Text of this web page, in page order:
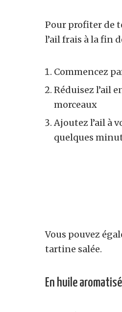
Pour profiter de
l’ail frais à la fin
Commencez
Réduisez l’ail
morceaux
Ajoutez l’ail à
quelques
Vous pouvez
tartine salée.
En huile